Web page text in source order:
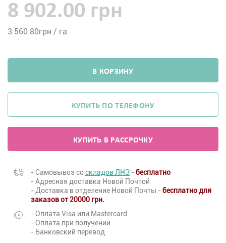
8 902.00 грн
3 560.80грн / га
В КОРЗИНУ
КУПИТЬ ПО ТЕЛЕФОНУ
КУПИТЬ В РАССРОЧКУ
- Самовывоз соскладов ЛНЗ - бесплатно
- Адресная доставка Новой Почтой
- Доставка в отделение Новой Почты - бесплатно для
заказов от 20000 грн.
- Оплата Visa или Mastercard
- Оплата при получении
- Банковский перевод